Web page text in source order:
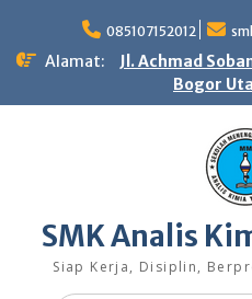
content
085107152012
Alamat:
Jl. Achmad
Bogor
SMK Analis
Siap Kerja, Disiplin,